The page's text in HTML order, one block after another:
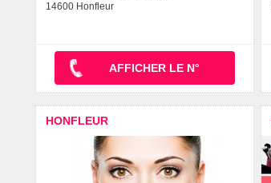
14600 Honfleur
AFFICHER LE N°
HONFLEUR